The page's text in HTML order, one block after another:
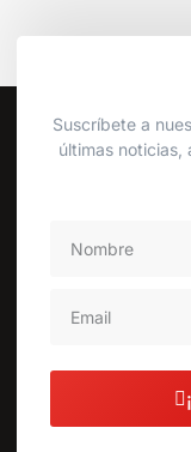
Suscríbete a
últimas noticias,